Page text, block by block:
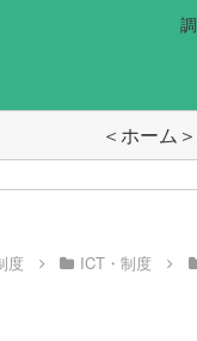
＜ホーム＞
度 ICT・制度